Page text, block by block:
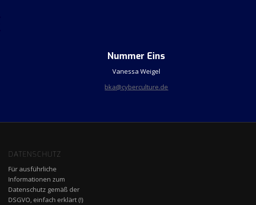
Nummer Eins
Vanessa Weigel
bka@cyberculture.de
DATENSCHUTZ
Für ausführliche
Informationen zum
Datenschutz gemäß der
DSGVO, einfach erklärt (!)